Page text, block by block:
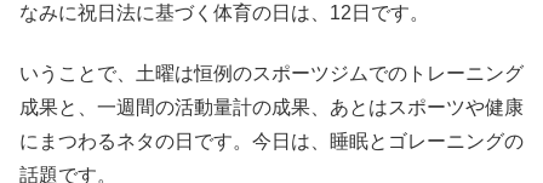
なみに祝日法に基づく体育の日は、12日です。
いうことで、土曜は恒例のスポーツジムでのトレーニング
成果と、一週間の活動量計の成果、あとはスポーツや健康
にまつわるネタの日です。今日は、睡眠とゴレーニングの
話題です。